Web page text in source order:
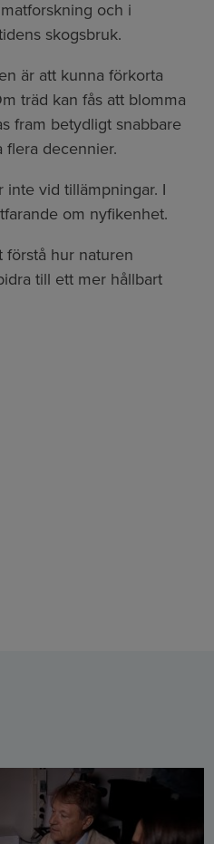
och i
skogsbruk.
är att kunna förkorta
träd kan fås att blomma
fram betydligt snabbare
flera decennier.
vid tillämpningar. I
om nyfikenhet.
hur naturen
till ett mer hållbart